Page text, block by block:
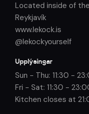
Located inside of
Reykjavík
www.lekock.is
@lekockyourself
Upplýsingar
Sun - Thu: 11:30 -
Fri - Sat: 11:30 -
Kitchen closes at